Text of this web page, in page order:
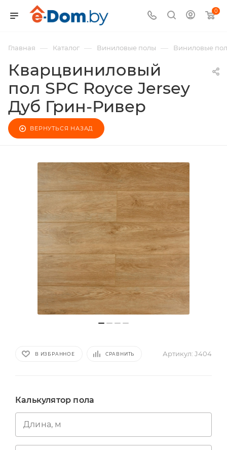
0
Главная — Каталог — Виниловые полы — Виниловые
Кварцвиниловый
пол SPC Royce Jersey
Дуб Грин-Ривер
ВЕРНУТЬСЯ НАЗАД
В ИЗБРАННОЕ СРАВНИТЬ Артикул: J404
Калькулятор пола
Длина, м